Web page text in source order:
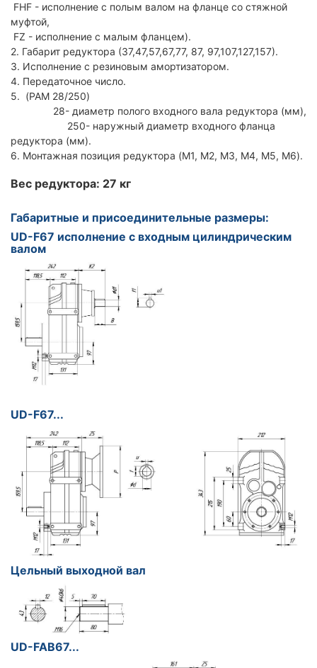
FHF - исполнение с полым валом на фланце со стяжной
муфтой,
FZ - исполнение с малым фланцем).
2. Габарит редуктора (37,47,57,67,77, 87, 97,107,127,157).
3. Исполнение с резиновым амортизатором.
4. Передаточное число.
5. (PAM 28/250)
28- диаметр полого входного вала редуктора (мм),
250- наружный диаметр входного фланца
редуктора (мм).
6. Монтажная позиция редуктора (M1, M2, M3, M4, M5, M6).
Вес редуктора: 27 кг
Габаритные и присоединительные размеры:
UD-F67 исполнение с входным цилиндрическим
валом
UD-F67...
Цельный выходной вал
UD-FAB67...